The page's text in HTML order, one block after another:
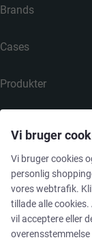
Brands
Cases
Produkter
MARKEDER
Food & Beverage
Vi bruger
Vi bruger cookies
personlig
vores webtrafik.
tillade alle
vil acceptere eller